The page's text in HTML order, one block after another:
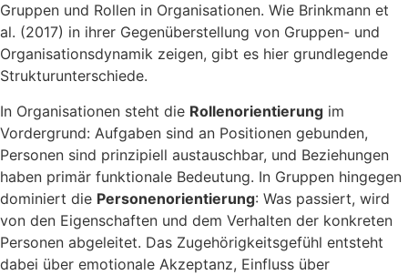
Gruppen und Rollen in Organisationen. Wie Brinkmann et
al. (2017) in ihrer Gegenüberstellung von Gruppen- und
Organisationsdynamik zeigen, gibt es hier grundlegende
Strukturunterschiede.
In Organisationen steht die Rollenorientierung im
Vordergrund: Aufgaben sind an Positionen gebunden,
Personen sind prinzipiell austauschbar, und Beziehungen
haben primär funktionale Bedeutung. In Gruppen hingegen
dominiert die Personenorientierung: Was passiert, wird
von den Eigenschaften und dem Verhalten der konkreten
Personen abgeleitet. Das Zugehörigkeitsgefühl entsteht
dabei über emotionale Akzeptanz, Einfluss über